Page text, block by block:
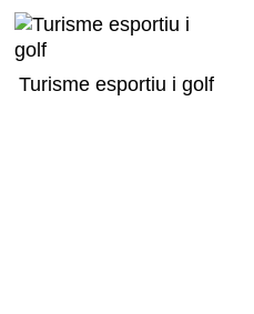
Turisme esportiu i golf